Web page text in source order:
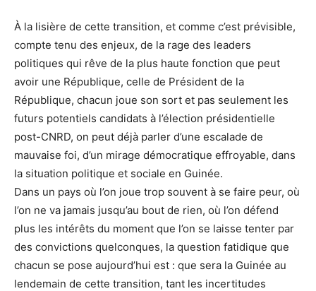
À la lisière de cette transition, et comme c’est prévisible,
compte tenu des enjeux, de la rage des leaders
politiques qui rêve de la plus haute fonction que peut
avoir une République, celle de Président de la
République, chacun joue son sort et pas seulement les
futurs potentiels candidats à l’élection présidentielle
post-CNRD, on peut déjà parler d’une escalade de
mauvaise foi, d’un mirage démocratique effroyable, dans
la situation politique et sociale en Guinée.
Dans un pays où l’on joue trop souvent à se faire peur, où
l’on ne va jamais jusqu’au bout de rien, où l’on défend
plus les intérêts du moment que l’on se laisse tenter par
des convictions quelconques, la question fatidique que
chacun se pose aujourd’hui est : que sera la Guinée au
lendemain de cette transition, tant les incertitudes